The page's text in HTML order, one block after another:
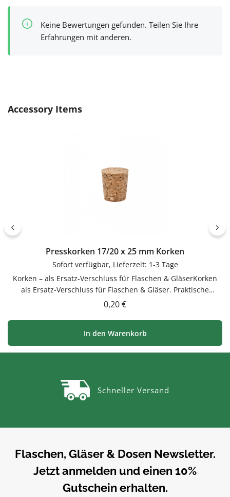
Keine Bewertungen gefunden. Teilen Sie Ihre
Erfahrungen mit anderen.
Produktgalerie überspringen
Accessory Items
Presskorken 17/20 x 25 mm Korken
Sofort verfügbar, Lieferzeit: 1-3 Tage
Korken – als Ersatz-Verschluss für Flaschen & GläserKorken
als Ersatz-Verschluss für Flaschen & Gläser. Praktische
Ergänzung für Küche, Vorrat und Haushalt – passend zu
Ersatz-Verschluss für Flaschen & Gläser. Einfach in der
Anwendung und langlebig im Gebrauch.PflegehinweiseNach
Gebrauch reinigenGut trocknen lassenJetzt bestellenBestelle
Regulärer Preis:
0,20 €
In den Warenkorb
Schneller Versand
Flaschen, Gläser & Dosen Newsletter.
Jetzt anmelden und einen 10%
Gutschein erhalten.